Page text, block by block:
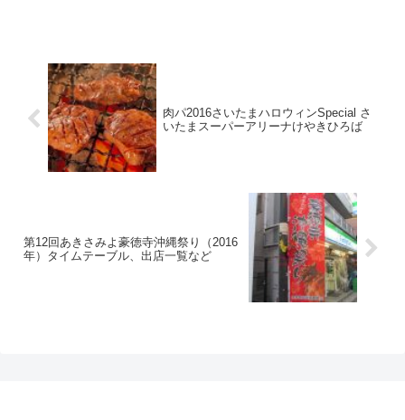
肉パ2016さいたまハロウィンSpecial さ
いたまスーパーアリーナけやきひろば
第12回あきさみよ豪徳寺沖縄祭り（2016
年）タイムテーブル、出店一覧など